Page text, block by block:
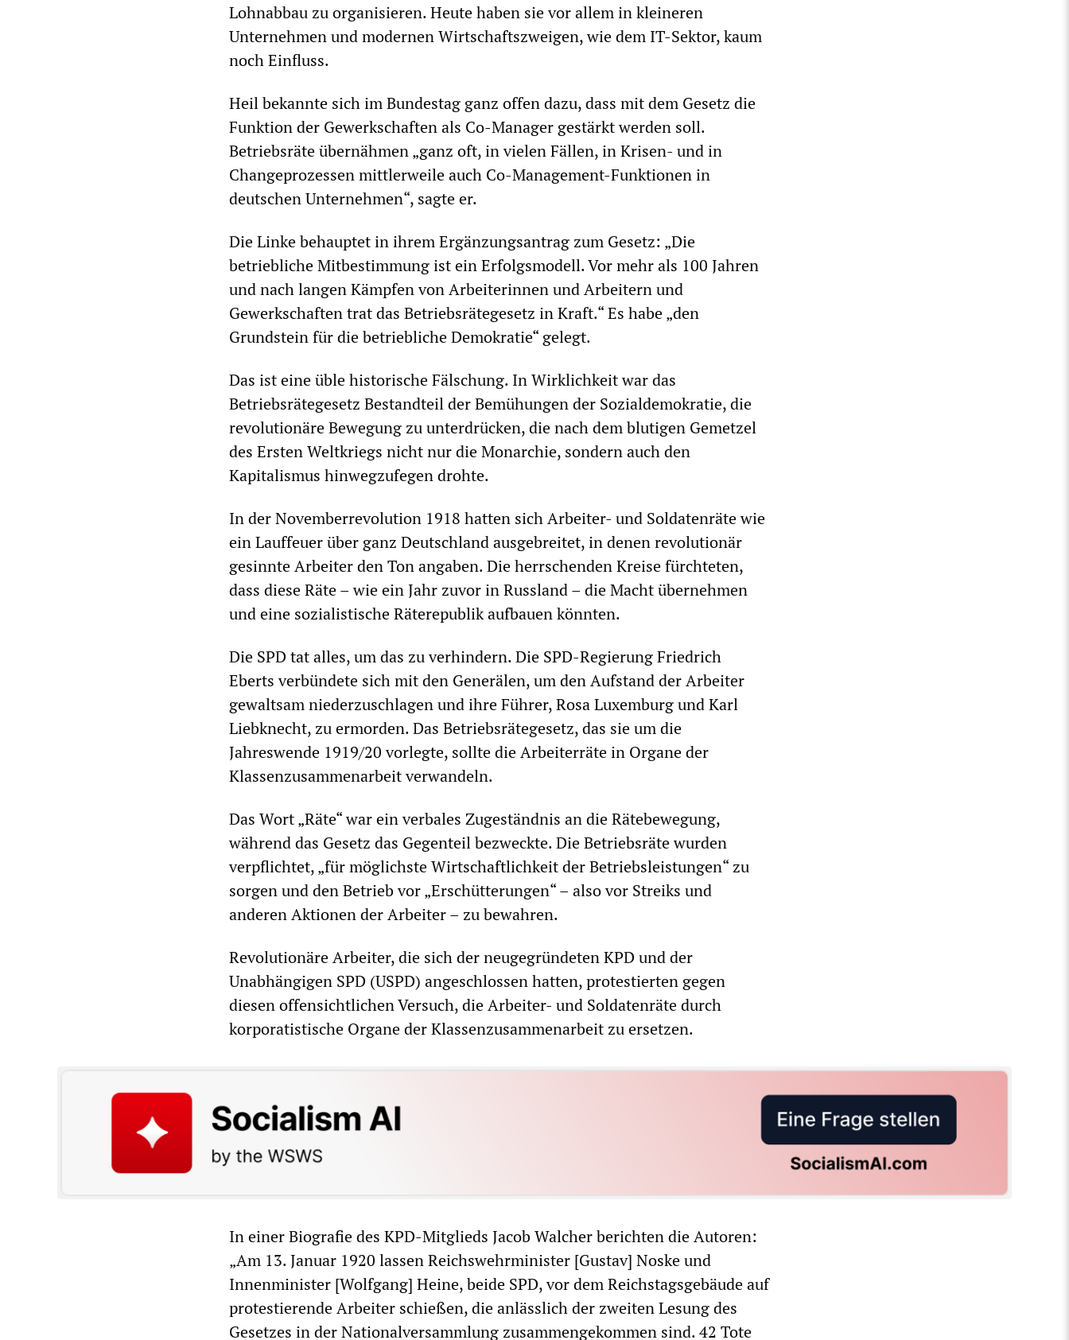
Lohnabbau zu organisieren. Heute haben sie vor allem in kleineren
Unternehmen und modernen Wirtschaftszweigen, wie dem IT-Sektor, kaum
noch Einfluss.
Heil bekannte sich im Bundestag ganz offen dazu, dass mit dem Gesetz die
Funktion der Gewerkschaften als Co-Manager gestärkt werden soll.
Betriebsräte übernähmen „ganz oft, in vielen Fällen, in Krisen- und in
Changeprozessen mittlerweile auch Co-Management-Funktionen in
deutschen Unternehmen“, sagte er.
Die Linke behauptet in ihrem Ergänzungsantrag zum Gesetz: „Die
betriebliche Mitbestimmung ist ein Erfolgsmodell. Vor mehr als 100 Jahren
und nach langen Kämpfen von Arbeiterinnen und Arbeitern und
Gewerkschaften trat das Betriebsrätegesetz in Kraft.“ Es habe „den
Grundstein für die betriebliche Demokratie“ gelegt.
Das ist eine üble historische Fälschung. In Wirklichkeit war das
Betriebsrätegesetz Bestandteil der Bemühungen der Sozialdemokratie, die
revolutionäre Bewegung zu unterdrücken, die nach dem blutigen Gemetzel
des Ersten Weltkriegs nicht nur die Monarchie, sondern auch den
Kapitalismus hinwegzufegen drohte.
In der Novemberrevolution 1918 hatten sich Arbeiter- und Soldatenräte wie
ein Lauffeuer über ganz Deutschland ausgebreitet, in denen revolutionär
gesinnte Arbeiter den Ton angaben. Die herrschenden Kreise fürchteten,
dass diese Räte – wie ein Jahr zuvor in Russland – die Macht übernehmen
und eine sozialistische Räterepublik aufbauen könnten.
Die SPD tat alles, um das zu verhindern. Die SPD-Regierung Friedrich
Eberts verbündete sich mit den Generälen, um den Aufstand der Arbeiter
gewaltsam niederzuschlagen und ihre Führer, Rosa Luxemburg und Karl
Liebknecht, zu ermorden. Das Betriebsrätegesetz, das sie um die
Jahreswende 1919/20 vorlegte, sollte die Arbeiterräte in Organe der
Klassenzusammenarbeit verwandeln.
Das Wort „Räte“ war ein verbales Zugeständnis an die Rätebewegung,
während das Gesetz das Gegenteil bezweckte. Die Betriebsräte wurden
verpflichtet, „für möglichste Wirtschaftlichkeit der Betriebsleistungen“ zu
sorgen und den Betrieb vor „Erschütterungen“ – also vor Streiks und
anderen Aktionen der Arbeiter – zu bewahren.
Revolutionäre Arbeiter, die sich der neugegründeten KPD und der
Unabhängigen SPD (USPD) angeschlossen hatten, protestierten gegen
diesen offensichtlichen Versuch, die Arbeiter- und Soldatenräte durch
korporatistische Organe der Klassenzusammenarbeit zu ersetzen.
In einer Biografie des KPD-Mitglieds Jacob Walcher berichten die Autoren:
„Am 13. Januar 1920 lassen Reichswehrminister [Gustav] Noske und
Innenminister [Wolfgang] Heine, beide SPD, vor dem Reichstagsgebäude auf
protestierende Arbeiter schießen, die anlässlich der zweiten Lesung des
Gesetzes in der Nationalversammlung zusammengekommen sind. 42 Tote